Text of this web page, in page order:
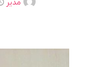
مدیر